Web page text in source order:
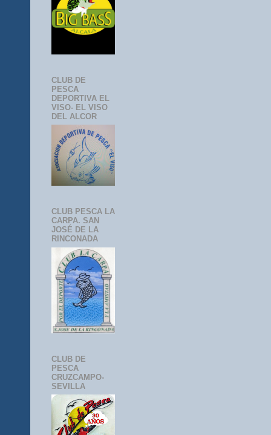
CLUB DE
PESCA
DEPORTIVA EL
VISO- EL VISO
DEL ALCOR
CLUB PESCA LA
CARPA. SAN
JOSÉ DE LA
RINCONADA
CLUB DE
PESCA
CRUZCAMPO-
SEVILLA